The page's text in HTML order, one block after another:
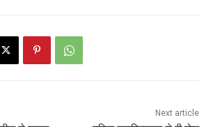
Next article